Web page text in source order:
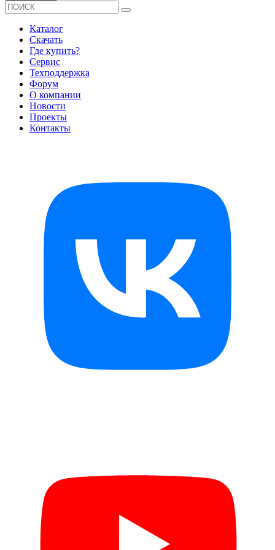
Каталог
Скачать
Где купить?
Сервис
Техподдержка
Форум
О компании
Новости
Проекты
Контакты